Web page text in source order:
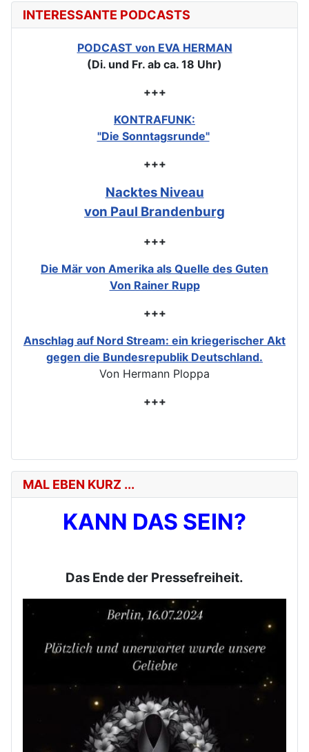
INTERESSANTE PODCASTS
PODCAST von EVA HERMAN
(Di. und Fr. ab ca. 18 Uhr)
+++
KONTRAFUNK:
"Die Sonntagsrunde"
+++
Nacktes Niveau
von Paul Brandenburg
+++
Die Mär von Amerika als Quelle des Guten
Von Rainer Rupp
+++
Anschlag auf Nord Stream: ein kriegerischer Akt
gegen die Bundesrepublik Deutschland.
Von Hermann Ploppa
+++
MAL EBEN KURZ ...
KANN DAS SEIN?
Das Ende der Pressefreiheit.